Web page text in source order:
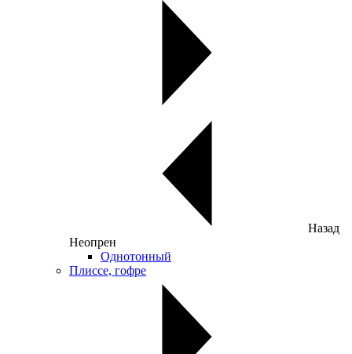
Назад
Неопрен
Однотонный
Плиссе, гофре